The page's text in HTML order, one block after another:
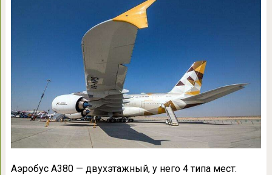
Аэробус А380 — двухэтажный, у него 4 типа мест: